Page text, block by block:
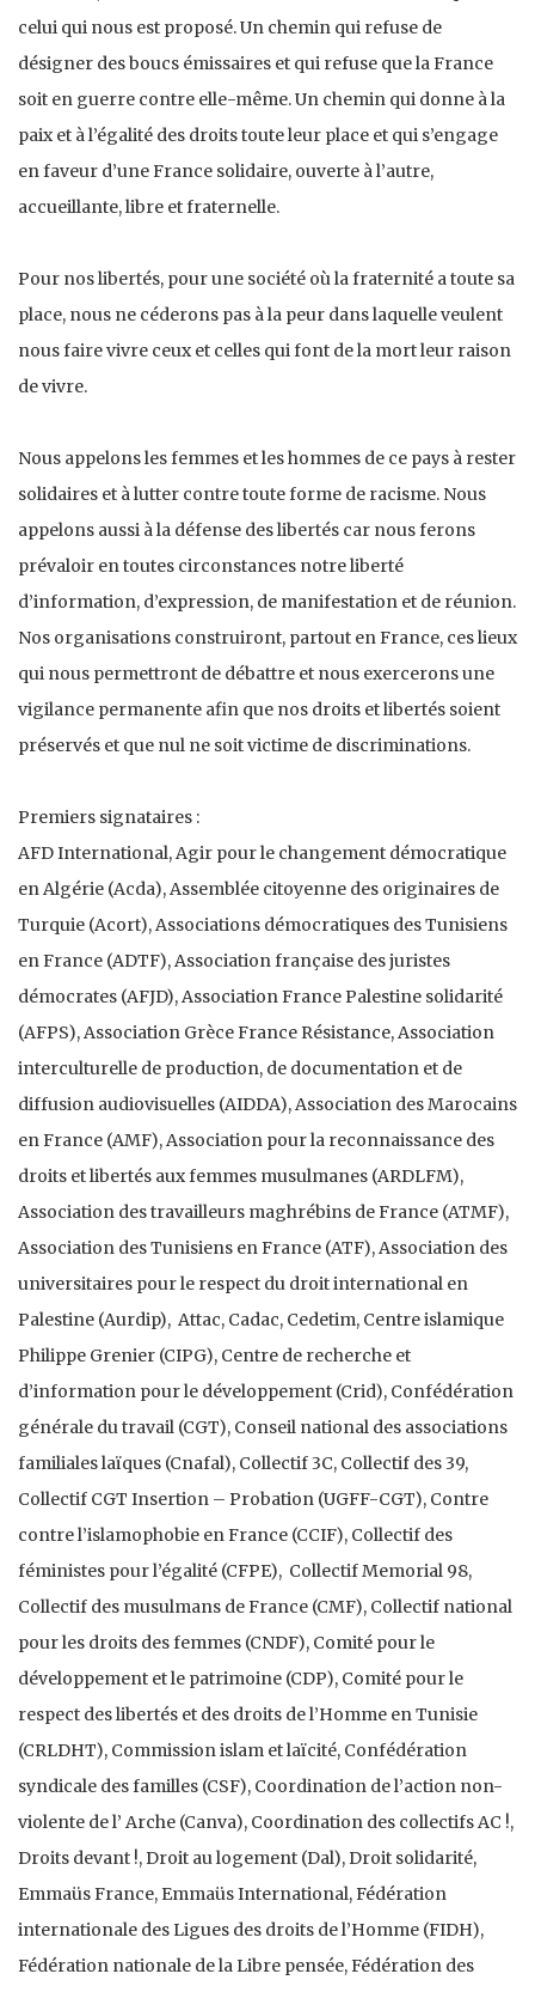
celui qui nous est proposé. Un chemin qui refuse de
désigner des boucs émissaires et qui refuse que la France
soit en guerre contre elle-même. Un chemin qui donne à la
paix et à l’égalité des droits toute leur place et qui s’engage
en faveur d’une France solidaire, ouverte à l’autre,
accueillante, libre et fraternelle.
Pour nos libertés, pour une société où la fraternité a toute sa
place, nous ne céderons pas à la peur dans laquelle veulent
nous faire vivre ceux et celles qui font de la mort leur raison
de vivre.
Nous appelons les femmes et les hommes de ce pays à rester
solidaires et à lutter contre toute forme de racisme. Nous
appelons aussi à la défense des libertés car nous ferons
prévaloir en toutes circonstances notre liberté
d’information, d’expression, de manifestation et de réunion.
Nos organisations construiront, partout en France, ces lieux
qui nous permettront de débattre et nous exercerons une
vigilance permanente afin que nos droits et libertés soient
préservés et que nul ne soit victime de discriminations.
Premiers signataires :
AFD International, Agir pour le changement démocratique
en Algérie (Acda), Assemblée citoyenne des originaires de
Turquie (Acort), Associations démocratiques des Tunisiens
en France (ADTF), Association française des juristes
démocrates (AFJD), Association France Palestine solidarité
(AFPS), Association Grèce France Résistance, Association
interculturelle de production, de documentation et de
diffusion audiovisuelles (AIDDA), Association des Marocains
en France (AMF), Association pour la reconnaissance des
droits et libertés aux femmes musulmanes (ARDLFM),
Association des travailleurs maghrébins de France (ATMF),
Association des Tunisiens en France (ATF), Association des
universitaires pour le respect du droit international en
Palestine (Aurdip), Attac, Cadac, Cedetim, Centre islamique
Philippe Grenier (CIPG), Centre de recherche et
d’information pour le développement (Crid), Confédération
générale du travail (CGT), Conseil national des associations
familiales laïques (Cnafal), Collectif 3C, Collectif des 39,
Collectif CGT Insertion – Probation (UGFF-CGT), Contre
contre l’islamophobie en France (CCIF), Collectif des
féministes pour l’égalité (CFPE), Collectif Memorial 98,
Collectif des musulmans de France (CMF), Collectif national
pour les droits des femmes (CNDF), Comité pour le
développement et le patrimoine (CDP), Comité pour le
respect des libertés et des droits de l’Homme en Tunisie
(CRLDHT), Commission islam et laïcité, Confédération
syndicale des familles (CSF), Coordination de l’action non-
violente de l’ Arche (Canva), Coordination des collectifs AC !,
Droits devant !, Droit au logement (Dal), Droit solidarité,
Emmaüs France, Emmaüs International, Fédération
internationale des Ligues des droits de l’Homme (FIDH),
Fédération nationale de la Libre pensée, Fédération des